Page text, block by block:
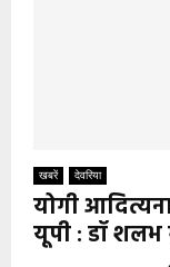
खबरें देवरिया
योगी
यूपी : डॉ शलभ